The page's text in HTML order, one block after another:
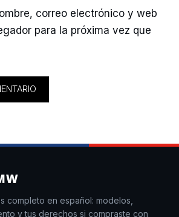
correo electrónico y web
para la próxima vez que
completo en español: modelos,
y tus derechos si compraste con